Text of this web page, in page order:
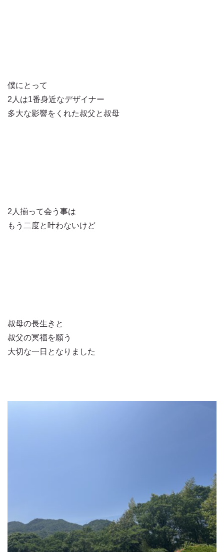
僕にとって
2人は1番身近なデザイナー
多大な影響をくれた叔父と叔母
2人揃って会う事は
もう二度と叶わないけど
叔母の長生きと
叔父の冥福を願う
大切な一日となりました